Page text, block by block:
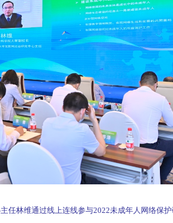
任林维通过线上连线参与2022未成年人网络保护